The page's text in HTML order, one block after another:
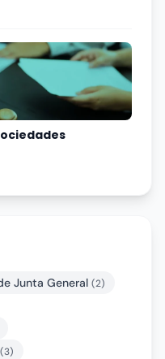
Junta General (2)
(3)